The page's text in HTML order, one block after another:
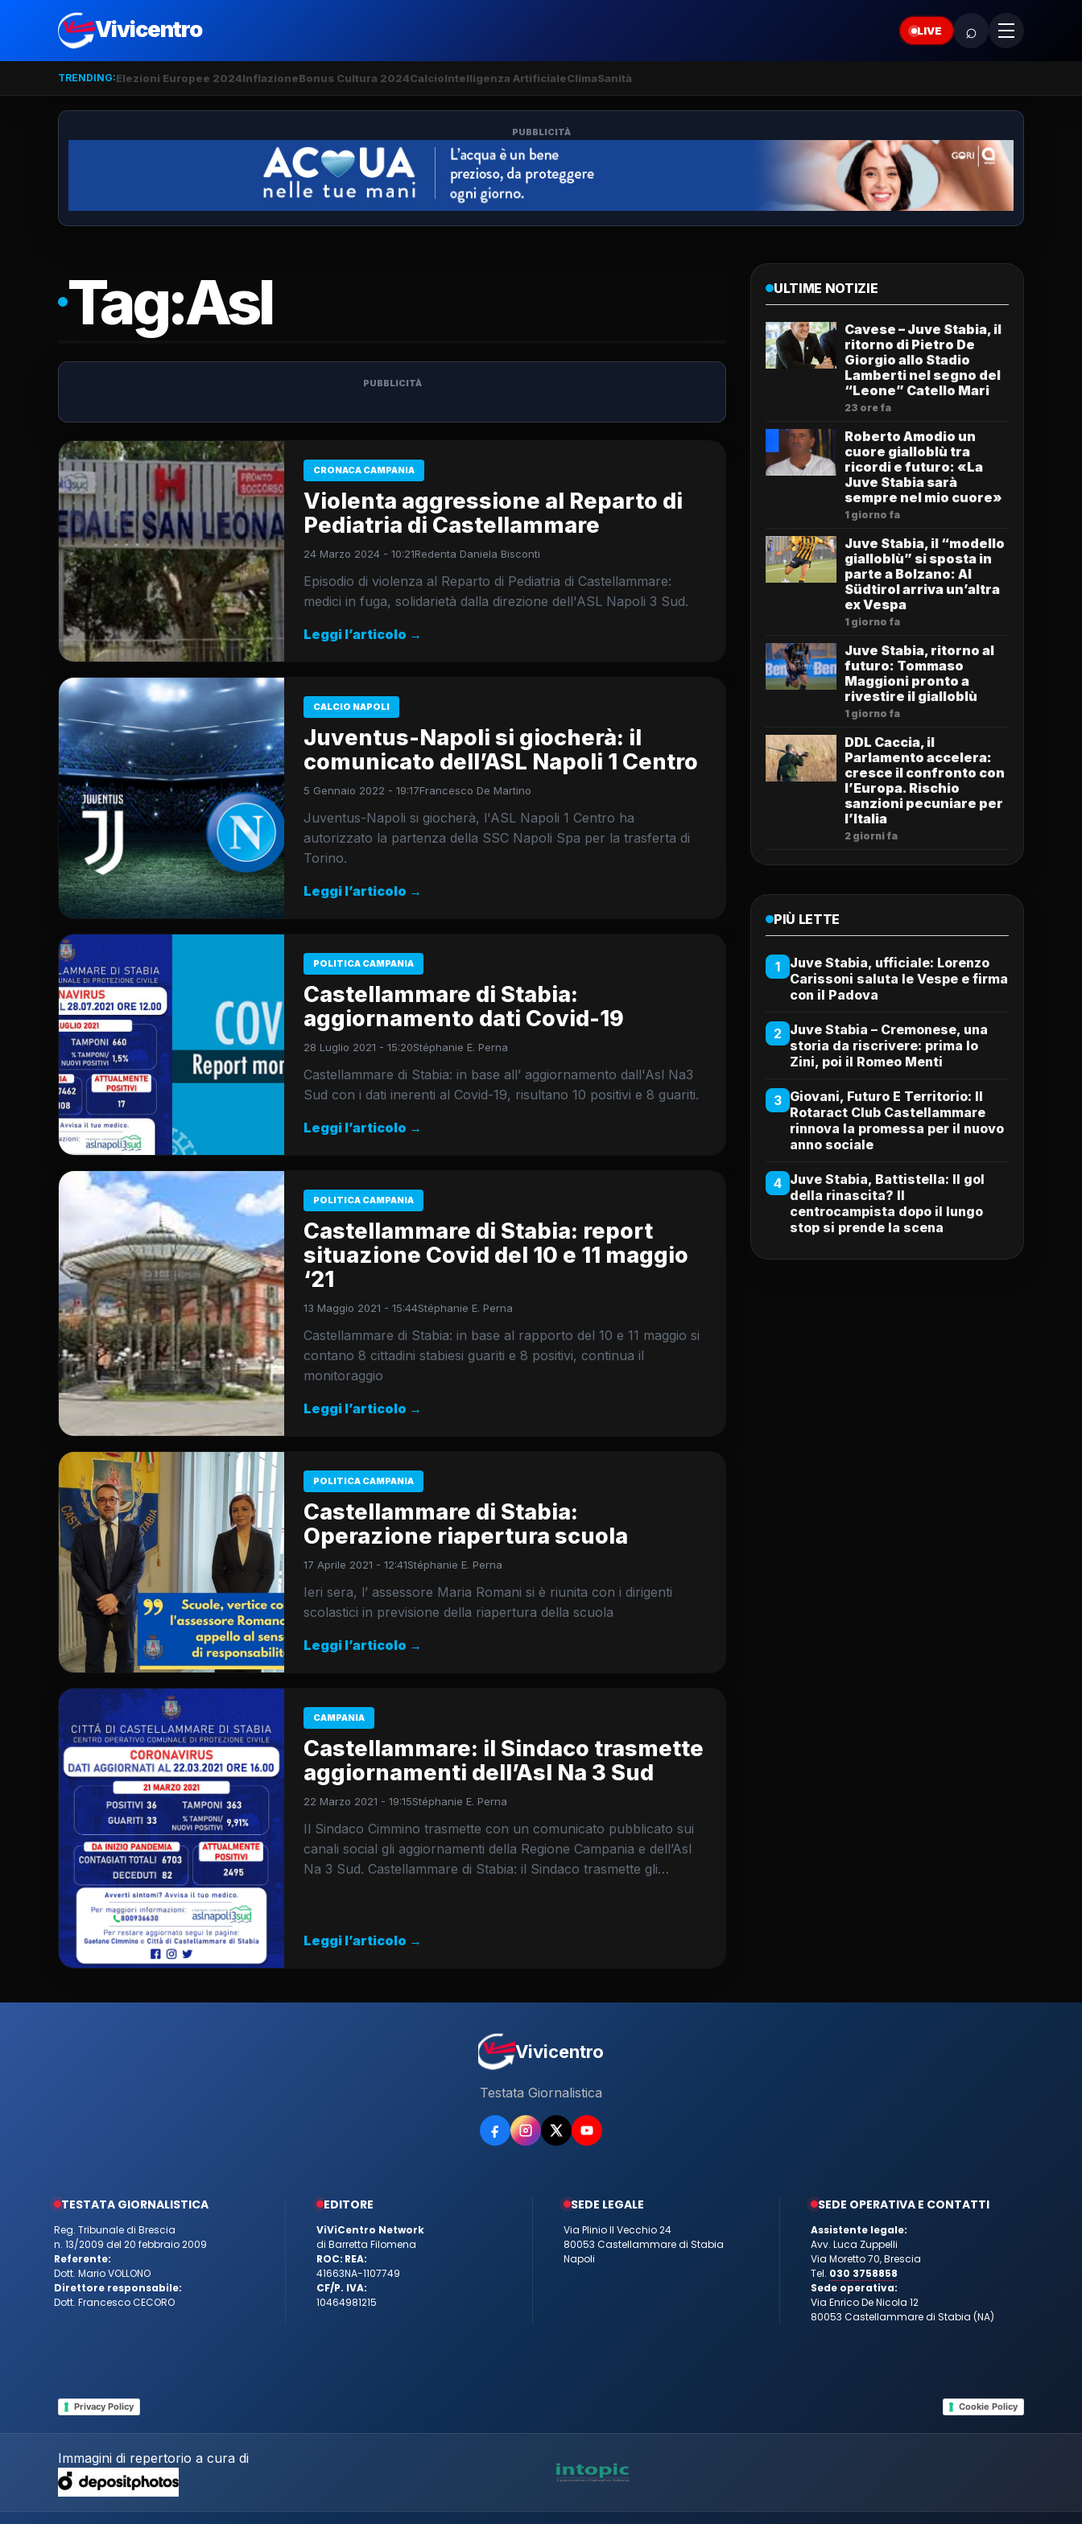
Vivicentro LIVE ⌕
TRENDING:Elezioni Europee 2024InflazioneBonus Cultura 2024CalcioIntelligenza ArtificialeClimaSanità
PUBBLICITÀ
Tag:Asl
PUBBLICITÀ
CRONACA CAMPANIA
Violenta aggressione al Reparto di
Pediatria di Castellammare
24 Marzo 2024 - 10:21Redenta Daniela Bisconti
Episodio di violenza al Reparto di Pediatria di Castellammare:
medici in fuga, solidarietà dalla direzione dell'ASL Napoli 3 Sud.
Leggi l’articolo →
CALCIO NAPOLI
Juventus-Napoli si giocherà: il
comunicato dell’ASL Napoli 1 Centro
5 Gennaio 2022 - 19:17Francesco De Martino
Juventus-Napoli si giocherà, l'ASL Napoli 1 Centro ha
autorizzato la partenza della SSC Napoli Spa per la trasferta di
Torino.
Leggi l’articolo →
POLITICA CAMPANIA
Castellammare di Stabia:
aggiornamento dati Covid-19
28 Luglio 2021 - 15:20Stéphanie E. Perna
Castellammare di Stabia: in base all’ aggiornamento dall'Asl Na3
Sud con i dati inerenti al Covid-19, risultano 10 positivi e 8 guariti.
Leggi l’articolo →
POLITICA CAMPANIA
Castellammare di Stabia: report
situazione Covid del 10 e 11 maggio
‘21
13 Maggio 2021 - 15:44Stéphanie E. Perna
Castellammare di Stabia: in base al rapporto del 10 e 11 maggio si
contano 8 cittadini stabiesi guariti e 8 positivi, continua il
monitoraggio
Leggi l’articolo →
POLITICA CAMPANIA
Castellammare di Stabia:
Operazione riapertura scuola
17 Aprile 2021 - 12:41Stéphanie E. Perna
Ieri sera, l’ assessore Maria Romani si è riunita con i dirigenti
scolastici in previsione della riapertura della scuola
Leggi l’articolo →
CAMPANIA
Castellammare: il Sindaco trasmette
aggiornamenti dell’Asl Na 3 Sud
22 Marzo 2021 - 19:15Stéphanie E. Perna
Il Sindaco Cimmino trasmette con un comunicato pubblicato sui
canali social gli aggiornamenti della Regione Campania e dell’Asl
Na 3 Sud. Castellammare di Stabia: il Sindaco trasmette gli…
Leggi l’articolo →
ULTIME NOTIZIE
Cavese – Juve Stabia, il
ritorno di Pietro De
Giorgio allo Stadio
Lamberti nel segno del
“Leone” Catello Mari
23 ore fa
Roberto Amodio un
cuore gialloblù tra
ricordi e futuro: «La
Juve Stabia sarà
sempre nel mio cuore»
1 giorno fa
Juve Stabia, il “modello
gialloblù” si sposta in
parte a Bolzano: Al
Südtirol arriva un’altra
ex Vespa
1 giorno fa
Juve Stabia, ritorno al
futuro: Tommaso
Maggioni pronto a
rivestire il gialloblù
1 giorno fa
DDL Caccia, il
Parlamento accelera:
cresce il confronto con
l’Europa. Rischio
sanzioni pecuniare per
l’Italia
2 giorni fa
PIÙ LETTE
1
Juve Stabia, ufficiale: Lorenzo
Carissoni saluta le Vespe e firma
con il Padova
2 Juve Stabia – Cremonese, una
storia da riscrivere: prima lo
Zini, poi il Romeo Menti
3 Giovani, Futuro E Territorio: Il
Rotaract Club Castellammare
rinnova la promessa per il nuovo
anno sociale
4 Juve Stabia, Battistella: Il gol
della rinascita? Il
centrocampista dopo il lungo
stop si prende la scena
Vivicentro
Testata Giornalistica
TESTATA GIORNALISTICA
Reg. Tribunale di Brescia
n. 13/2009 del 20 febbraio 2009
Referente:
Dott. Mario VOLLONO
Direttore responsabile:
Dott. Francesco CECORO
EDITORE
ViViCentro Network
di Barretta Filomena
ROC:
41663
REA:
NA-1107749
CF/P. IVA:
10464981215
SEDE LEGALE
Via Plinio Il Vecchio 24
80053 Castellammare di Stabia
Napoli
SEDE OPERATIVA E CONTATTI
Assistente legale:
Avv. Luca Zuppelli
Via Moretto 70, Brescia
Tel. 030 3758858
Sede operativa:
Via Enrico De Nicola 12
80053 Castellammare di Stabia (NA)
Privacy Policy Cookie Policy
Immagini di repertorio a cura di